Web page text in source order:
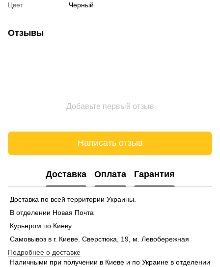
Цвет
Черный
Отзывы
Добавьте первый отзыв
Написать отзыв
Доставка Оплата Гарантия
Доставка по всей территории Украины.
В отделении Новая Почта
Курьером по Киеву.
Самовывоз в г. Киеве. Сверстюка, 19, м. Левобережная
Подробнее о доставке
Наличными при получении в Киеве и по Украине в отделении